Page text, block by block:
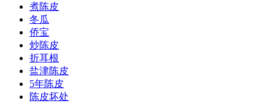
煮陈皮
冬瓜
侨宝
炒陈皮
折耳根
盐津陈皮
5年陈皮
陈皮坏处